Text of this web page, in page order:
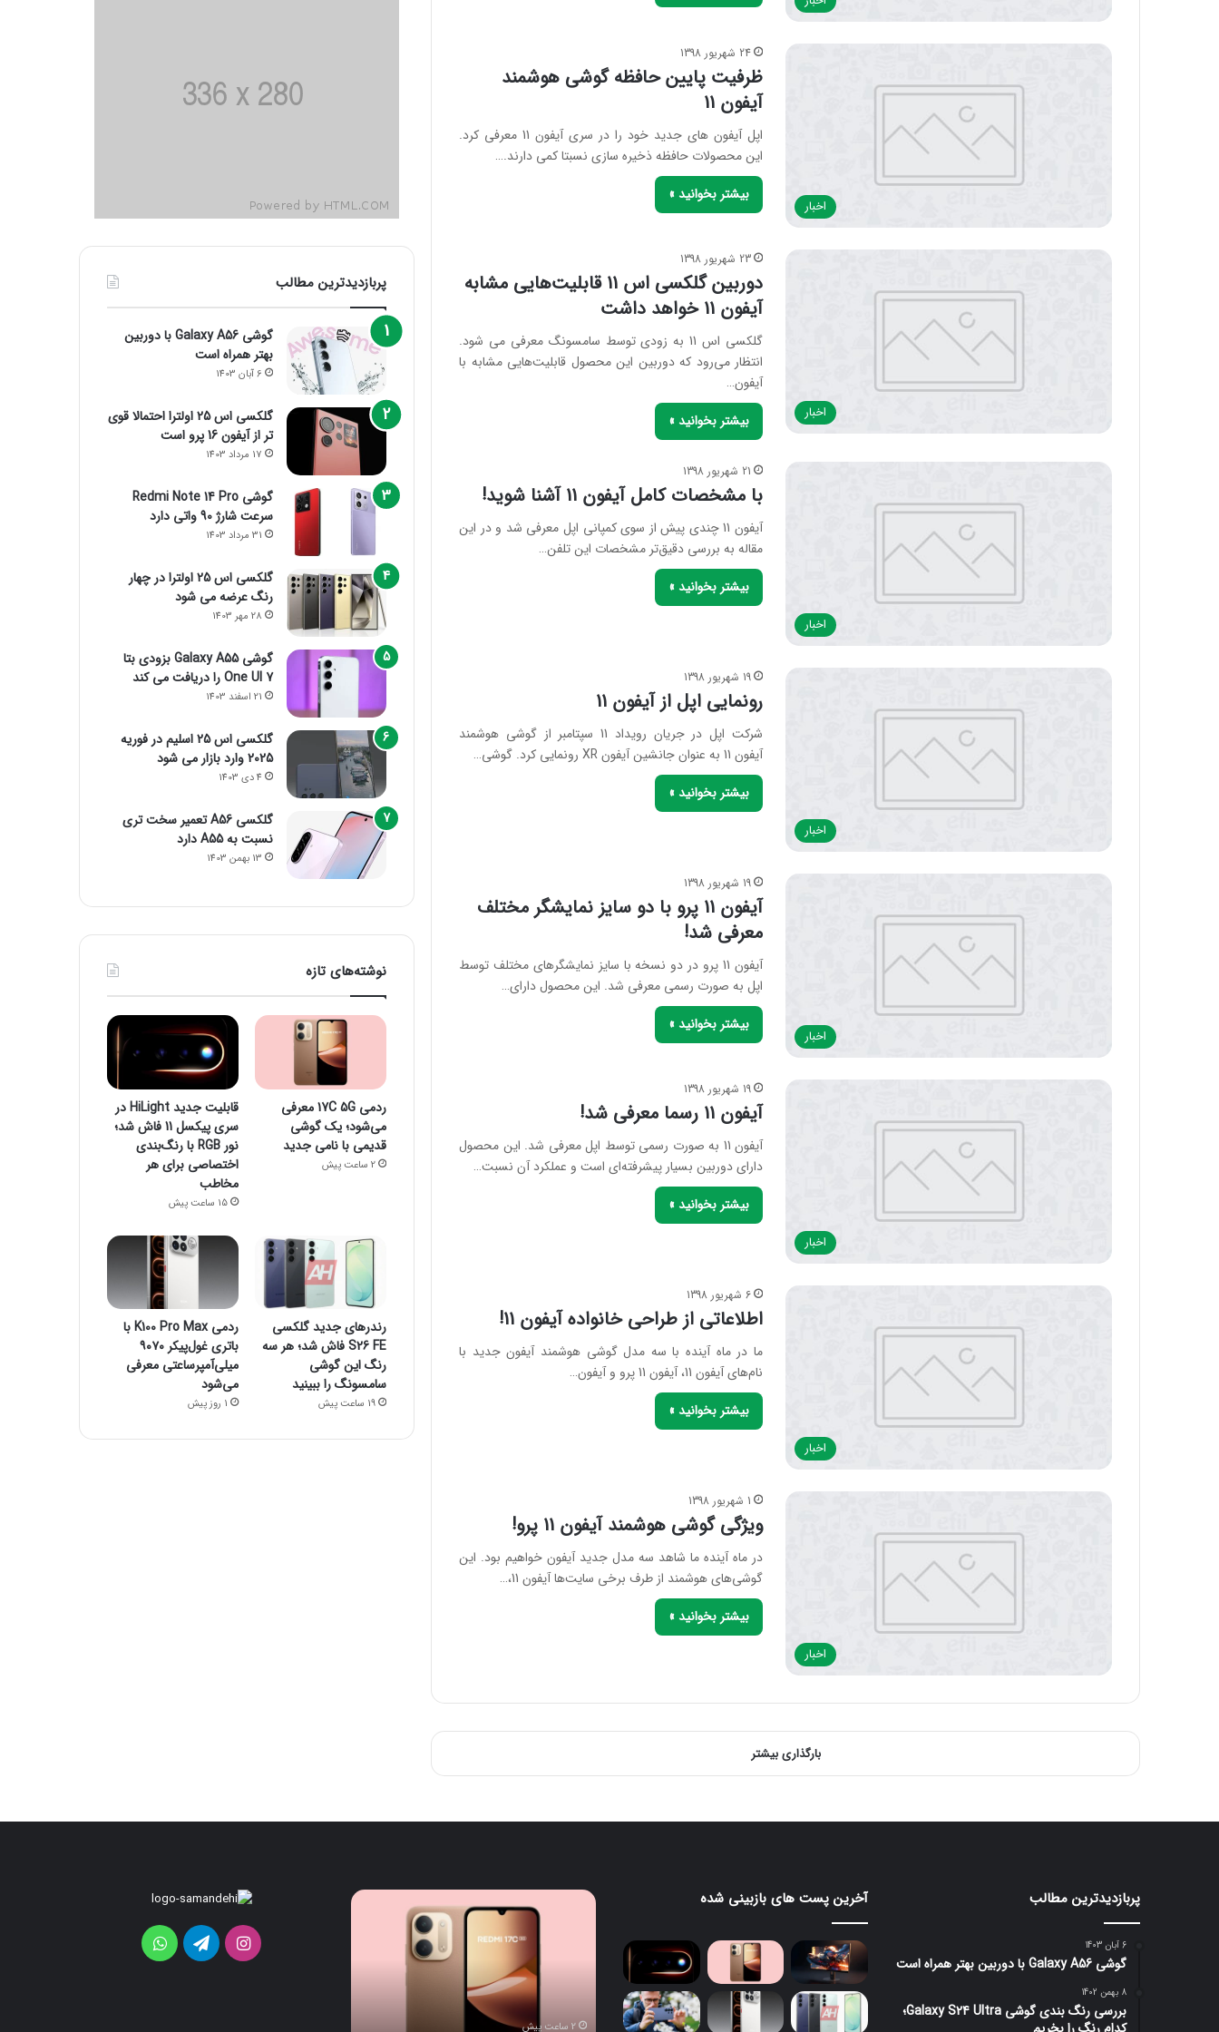
اخبار
24 شهریور 1398
ظرفیت پایین حافظه گوشی هوشمند
آیفون 11
اپل آیفون های جدید خود را در سری آیفون 11 معرفی کرد.
این محصولات حافظه ذخیره سازی نسبتا کمی دارند.…
بیشتر بخوانید »
اخبار
23 شهریور 1398
دوربین گلکسی اس 11 قابلیت‌هایی مشابه
آیفون 11 خواهد داشت
گلکسی اس 11 به زودی توسط سامسونگ معرفی می شود.
انتظار می‌رود که دوربین این محصول قابلیت‌هایی مشابه با
آیفون…
بیشتر بخوانید »
اخبار
21 شهریور 1398
با مشخصات کامل آیفون 11 آشنا شوید!
آیفون 11 چندی پیش از سوی کمپانی اپل معرفی شد و در این
مقاله به بررسی دقیق‌تر مشخصات این تلفن…
بیشتر بخوانید »
اخبار
19 شهریور 1398
رونمایی اپل از آیفون 11
شرکت اپل در جریان رویداد 11 سپتامبر از گوشی هوشمند
آیفون 11 به عنوان جانشین آیفون XR رونمایی کرد. گوشی…
بیشتر بخوانید »
اخبار
19 شهریور 1398
آیفون 11 پرو با دو سایز نمایشگر مختلف
معرفی شد!
آیفون 11 پرو در دو نسخه با سایز نمایشگر‌های مختلف توسط
اپل به صورت رسمی معرفی شد. این محصول دارای…
بیشتر بخوانید »
اخبار
19 شهریور 1398
آیفون 11 رسما معرفی شد!
آیفون 11 به صورت رسمی توسط اپل معرفی شد. این محصول
دارای دوربین بسیار پیشرفته‌ای است و عملکرد آن نسبت…
بیشتر بخوانید »
اخبار
6 شهریور 1398
اطلاعاتی از طراحی خانواده آیفون 11!
ما در ماه آینده با سه مدل گوشی هوشمند آیفون جدید با
نام‌های آیفون 11، آیفون 11 پرو و آیفون…
بیشتر بخوانید »
اخبار
1 شهریور 1398
ویژگی گوشی هوشمند آیفون 11 پرو!
در ماه آینده ما شاهد سه مدل جدید آیفون خواهیم بود. این
گوشی‌های هوشمند از طرف برخی سایت‌ها آیفون 11،…
بیشتر بخوانید »
بارگذاری بیشتر
پربازدیدترین مطالب
گوشی Galaxy A56 با دوربین
بهتر همراه است
6 آبان 1403
گلکسی اس 25 اولترا احتمالا قوی
تر از آیفون 16 پرو است
17 مرداد 1403
گوشی Redmi Note 14 Pro
سرعت شارژ 90 واتی دارد
31 مرداد 1403
گلکسی اس 25 اولترا در چهار
رنگ عرضه می شود
28 مهر 1403
گوشی Galaxy A55 بزودی بتا
One UI 7 را دریافت می کند
21 اسفند 1403
گلکسی اس 25 اسلیم در فوریه
2025 وارد بازار می شود
4 دی 1403
گلکسی A56 تعمیر سخت تری
نسبت به A55 دارد
13 بهمن 1403
نوشته‌های تازه
ردمی 17C 5G معرفی
می‌شود؛ یک گوشی
قدیمی با نامی جدید
2 ساعت پیش
قابلیت جدید HiLight در
سری پیکسل 11 فاش شد؛
نور RGB با رنگ‌بندی
اختصاصی برای هر
مخاطب
15 ساعت پیش
رندرهای جدید گلکسی
S26 FE فاش شد؛ هر سه
رنگ این گوشی
سامسونگ را ببینید
19 ساعت پیش
ردمی K100 Pro Max با
باتری غول‌پیکر ۹۰۷۰
میلی‌آمپرساعتی معرفی
می‌شود
1 روز پیش
پربازدیدترین مطالب
6 آبان 1403
گوشی Galaxy A56 با دوربین بهتر همراه است
8 بهمن 1402
بررسی رنگ بندی گوشی Galaxy S24 Ultra؛
آخرین پست های بازبینی شده
ردمی
Max
باتری
غول‌پیکر
ردمی K100 Pro Max با باتری
مانیتور
گیمینگ
۲۴۰
هرتزی
لنوو
با
قیمت
19 دقیقه پیش
ردمی
2 ساعت پیش
اینستاگرامتلگرام واتس